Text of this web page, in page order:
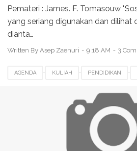
Pemateri : James. F. Tomasouw
yang seriang digunakan dan dilihat
dianta…
Written By Asep Zaenuri 9:18 AM 3
AGENDA KULIAH PENDIDIKAN